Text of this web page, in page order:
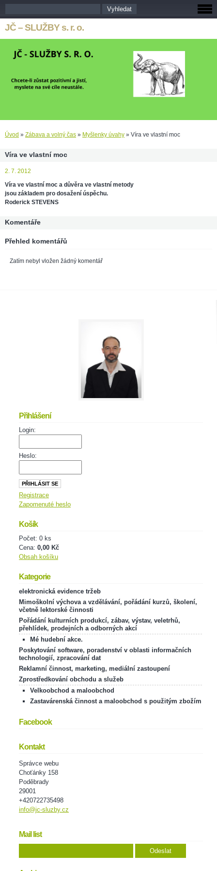
JČ – SLUŽBY s. r. o.
Úvod » Zábava a volný čas » Myšlenky úvahy » Víra ve vlastní moc
Víra ve vlastní moc
2. 7. 2012
Víra ve vlastní moc a důvěra ve vlastní metody
jsou základem pro dosažení úspěchu.
Roderick STEVENS
Komentáře
Přehled komentářů
Zatím nebyl vložen žádný komentář
Přihlášení
Login:
Heslo:
Registrace
Zapomenuté heslo
Košík
Počet: 0 ks
Cena: 0,00 Kč
Obsah košíku
Kategorie
elektronická evidence tržeb
Mimoškolní výchova a vzdělávání, pořádání kurzů, školení,
včetně lektorské činnosti
Pořádání kulturních produkcí, zábav, výstav, veletrhů,
přehlídek, prodejních a odborných akcí
Mé hudební akce.
Poskytování software, poradenství v oblasti informačních
technologií, zpracování dat
Reklamní činnost, marketing, mediální zastoupení
Zprostředkování obchodu a služeb
Velkoobchod a maloobchod
Zastavárenská činnost a maloobchod s použitým zbožím
Facebook
Kontakt
Správce webu
Choťánky 158
Poděbrady
29001
+420722735498
info@jc-sluzby.cz
Mail list